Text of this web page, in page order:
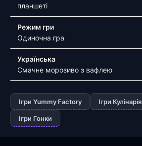
планшеті
Режим гри
Одиночна гра
Українська
Смачне морозиво з вафлею
Ігри Yummy Factory Ігри Кулінарія
Ігри Гонки